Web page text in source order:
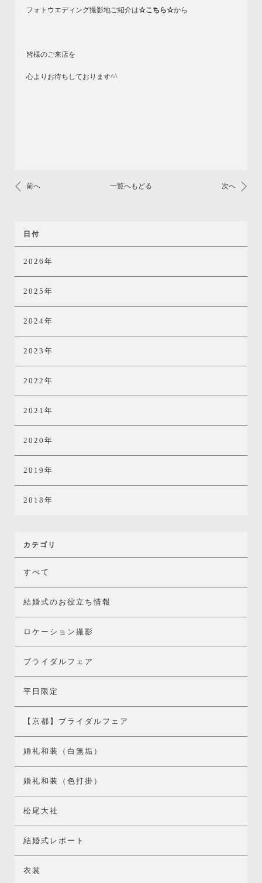
フォトウエディング撮影地ご紹介は☆こちら☆から
皆様のご来店を
心よりお待ちしております^^
前へ 一覧へもどる 次へ
日付
2026年
2025年
2024年
2023年
2022年
2021年
2020年
2019年
2018年
カテゴリ
すべて
結婚式のお役立ち情報
ロケーション撮影
ブライダルフェア
平日限定
【京都】ブライダルフェア
婚礼和装（白無垢）
婚礼和装（色打掛）
松尾大社
結婚式レポート
衣裳